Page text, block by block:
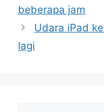
beberapa jam
Udara iPad
lagi